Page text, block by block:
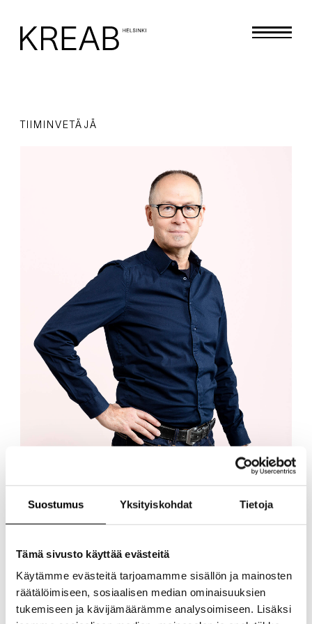
Suostumus Yksityiskohdat Tietoja
Tämä sivusto käyttää evästeitä
Käytämme evästeitä tarjoamamme sisällön ja mainosten
räätälöimiseen, sosiaalisen median ominaisuuksien
tukemiseen ja kävijämäärämme analysoimiseen. Lisäksi
TIIMINVETÄJÄ
palvella lukijaa. Hän on suunnitellut ja toteuttanut yli
sata vuosikertomusta ja vastuullisuusraporttia. Pertun
erityisosaamista ovat myös ESEF-raportointi ja
interaktiivinen, toimiva taitto.